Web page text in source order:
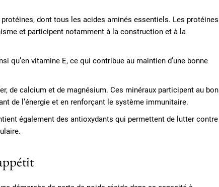
dont tous les acides aminés essentiels. Les protéines
et participent notamment à la construction et à la
qu’en vitamine E, ce qui contribue au maintien d’une bonne
de calcium et de magnésium. Ces minéraux participent au bon
de l’énergie et en renforçant le système immunitaire.
également des antioxydants qui permettent de lutter contre